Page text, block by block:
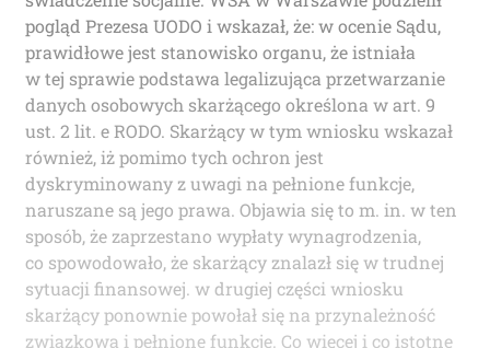
pogląd Prezesa UODO i wskazał, że: w ocenie Sądu,
prawidłowe jest stanowisko organu, że istniała
w tej sprawie podstawa legalizująca przetwarzanie
danych osobowych skarżącego określona w art. 9
ust. 2 lit. e RODO. Skarżący w tym wniosku wskazał
również, iż pomimo tych ochron jest
dyskryminowany z uwagi na pełnione funkcje,
naruszane są jego prawa. Objawia się to m. in. w ten
sposób, że zaprzestano wypłaty wynagrodzenia,
co spowodowało, że skarżący znalazł się w trudnej
sytuacji finansowej. w drugiej części wniosku
skarżący ponownie powołał się na przynależność
związkową i pełnione funkcje. Co więcej i co istotne